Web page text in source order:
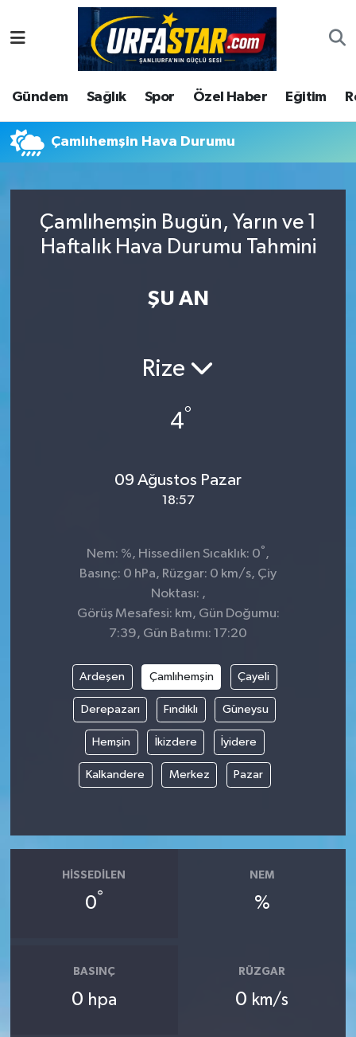
Gündem Sağlık Spor Özel Haber Eğitim
Çamlıhemşin Hava Durumu
Çamlıhemşin Bugün, Yarın ve 1
Haftalık Hava Durumu Tahmini
ŞU AN
Rize
4°
09 Ağustos Pazar
18:57
Nem: %, Hissedilen Sıcaklık: 0° ,
Basınç: 0 hPa, Rüzgar: 0 km/s, Çiy
Noktası: ,
Görüş Mesafesi: km, Gün Doğumu:
7:39, Gün Batımı: 17:20
Ardeşen Çamlıhemşin Çayeli
Derepazarı Fındıklı Güneysu
Hemşin İkizdere İyidere
Kalkandere Merkez Pazar
HISSEDILEN
0°
NEM
%
BASINÇ
0 hpa
RÜZGAR
0 km/s
ASAYİS
ÇEVRE
DUNYA
Ekonomi
Şanlıurfa Nöbetçi Eczaneler
Şanlıurfa Hava Durumu
Şanlıurfa Namaz Vakitleri
Süper Lig Puan Durumu ve Fikstür
Son Dakika Haberleri